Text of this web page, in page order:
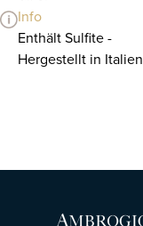
Info
Enthält Sulfite -
Hergestellt in Italien